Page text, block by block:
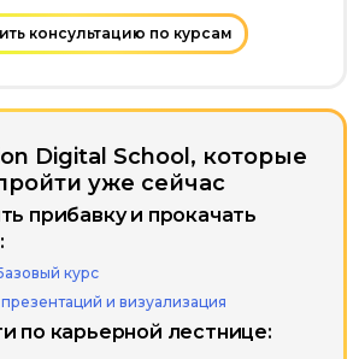
консультацию по курсам
Digital School, которые
уже сейчас
прибавку и прокачать
курс
и визуализация
по карьерной лестнице:
26
г. Москва,
носит
офертой
cookie